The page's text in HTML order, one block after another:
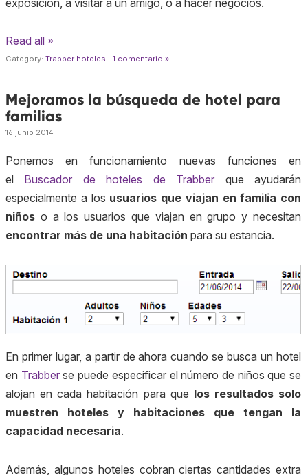
exposición, a visitar a un amigo, o a hacer negocios.
Read all »
Category: Trabber hoteles 1 comentario »
Mejoramos la búsqueda de hotel para
familias
16 junio 2014
Ponemos en funcionamiento nuevas funciones en
el Buscador de hoteles de Trabber que ayudarán
especialmente a los usuarios que viajan en familia con
niños o a los usuarios que viajan en grupo y necesitan
encontrar más de una habitación para su estancia.
En primer lugar, a partir de ahora cuando se busca un hotel
en Trabberse puede especificar el número de niños que se
alojan en cada habitación para que los resultados solo
muestren hoteles y habitaciones que tengan la
capacidad necesaria.
Además, algunos hoteles cobran ciertas cantidades extra